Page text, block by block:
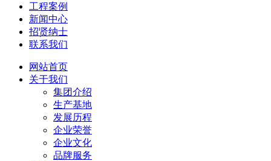
工程案例
新闻中心
招贤纳士
联系我们
网站首页
关于我们
集团介绍
生产基地
发展历程
企业荣誉
企业文化
品牌服务